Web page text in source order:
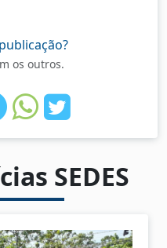
os outros.
SEDES